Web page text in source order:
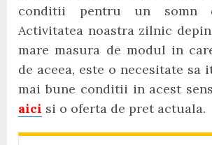
conditii pentru un somn
Activitatea noastra zilnic
mare masura de modul in
de aceea, este o necesitate sa
mai bune conditii in acest
aici si o oferta de pret actuala.